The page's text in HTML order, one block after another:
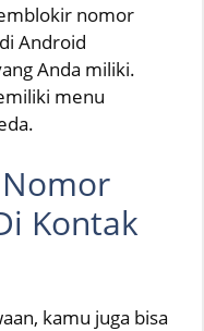
nomor
Android
Anda miliki.
menu
Kontak
kamu juga bisa